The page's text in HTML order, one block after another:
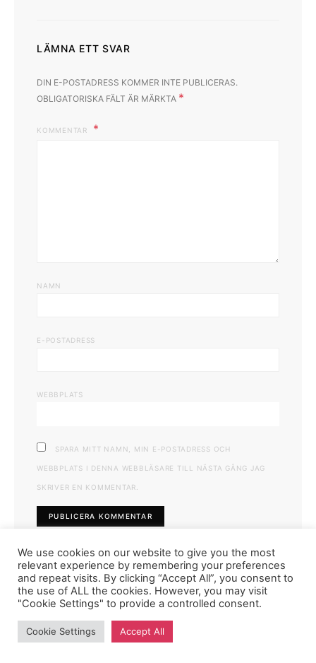
LÄMNA ETT SVAR
DIN E-POSTADRESS KOMMER INTE PUBLICERAS.
OBLIGATORISKA FÄLT ÄR MÄRKTA *
KOMMENTAR
NAMN
E-POSTADRESS
WEBBPLATS
SPARA MITT NAMN, MIN E-POSTADRESS OCH
WEBBPLATS I DENNA WEBBLÄSARE TILL NÄSTA GÅNG JAG
SKRIVER EN KOMMENTAR.
FASHIONINK.SE
We use cookies on our website to give you the most
relevant experience by remembering your preferences
and repeat visits. By clicking “Accept All”, you consent to
the use of ALL the cookies. However, you may visit
"Cookie Settings" to provide a controlled consent.
Cookie Settings Accept All